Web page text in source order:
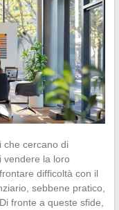
che cercano di
vendere la loro
difficoltà con il
sebbene pratico,
fronte a queste sfide,